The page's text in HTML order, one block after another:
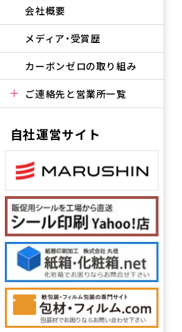
会社概要
メディア・受賞歴
カーボンゼロの取り組み
ご連絡先と営業所一覧
自社運営サイト